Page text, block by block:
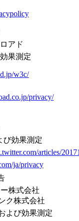
アド
果測定
w3c/
privacy/
び効果測定
articles/
ja/privacy
株式会社
ク株式会社
よび効果測定